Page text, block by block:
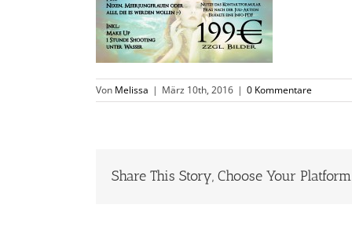
Von Melissa | März 10th, 2016 | 0 Kommentare
Share This Story, Choose Your